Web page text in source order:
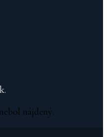
nájdený.